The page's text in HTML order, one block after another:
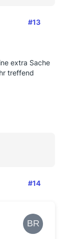
#13
extra Sache
treffend
#14